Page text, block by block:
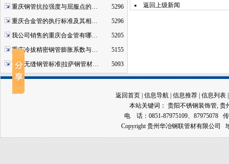
重庆钢管抗拉强度与屈服点的…
5296
重庆合金管的执行标准及其相…
5296
我公司销售的重庆合金管有哪…
5205
重庆冷拔精密钢管膨胀系数与…
5155
西藏无缝钢管标准|拉萨钢管材…
5093
返回上级新闻
返回首页 | 信息导航 | 信息推荐 | 信息列表
本站关键词： 贵阳不锈钢装饰管 贵
电 话：0851-87975109、87975078
Copyright 贵州华冶钢联管材有限公